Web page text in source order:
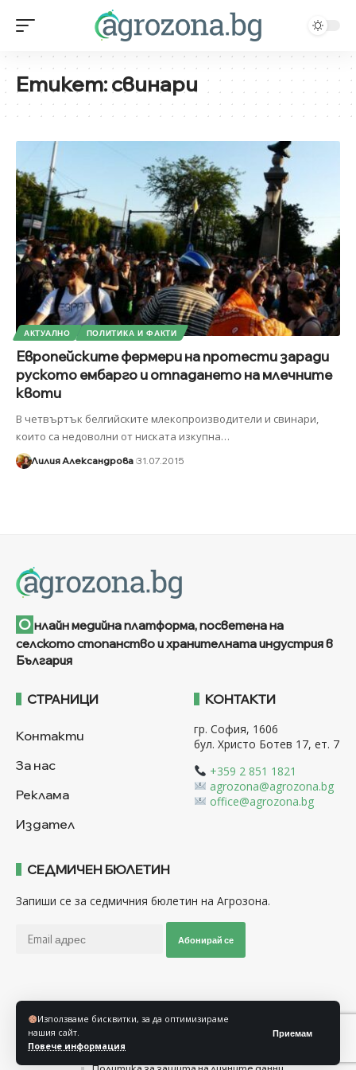
Използваме бисквитки, за да оптимизираме
нашия сайт.
Повече информация
Приемам
Етикет:свинари
АКТУАЛНО ПОЛИТИКА И ФАКТИ
Европейските фермери на протести заради
руското ембарго и отпадането на млечните
квоти
В четвъртък белгийските млекопроизводители и свинари,
които са недоволни от ниската изкупна…
Лилия Александрова 31.07.2015
О нлайн медийна платформа, посветена на
селското стопанство и хранителната индустрия в
България
СТРАНИЦИ
Контакти
За нас
Реклама
Издател
КОНТАКТИ
гр. София, 1606
бул. Христо Ботев 17, ет. 7
+359 2 851 1821
agrozona@agrozona.bg
office@agrozona.bg
СЕДМИЧЕН БЮЛЕТИН
Запиши се за седмичния бюлетин на Агрозона.
Абонирай се
Общи условия
Политика за използване на “Бисквитки”